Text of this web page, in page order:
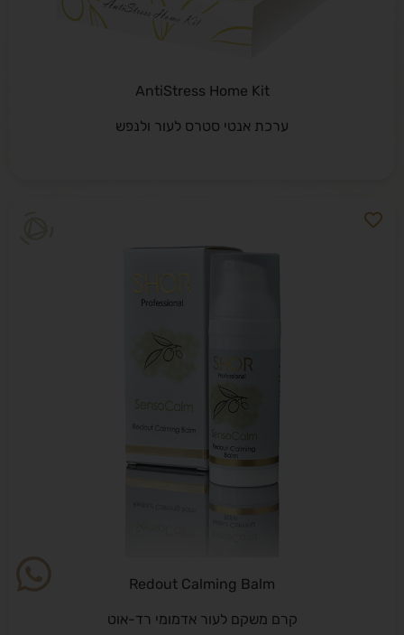
AntiStress Home Kit
ערכת אנטי סטרס לעור ולנפש
Redout Calming Balm
קרם משקם לעור אדמומי רד-אוט